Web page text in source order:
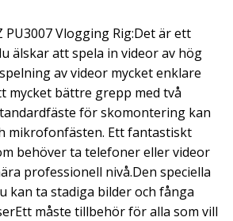
PU3007 Vlogging Rig:Det är ett
älskar att spela in videor av hög
av videor mycket enklare
mycket bättre grepp med två
för skomontering kan
mikrofonfästen. Ett fantastiskt
behöver ta telefoner eller videor
professionell nivå.Den speciella
kan ta stadiga bilder och fånga
måste tillbehör för alla som vill